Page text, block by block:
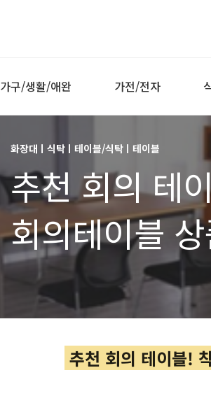
가구/생활/애완 가전/전자
화장대ㅣ식탁ㅣ테이블/식탁ㅣ테이블
추천 회의 테
회의테이블
회의용 테이
추천 회의 테이블!